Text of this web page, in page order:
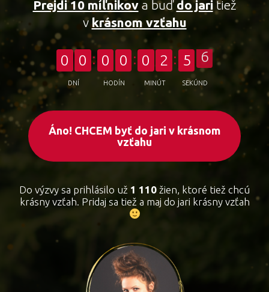
Prejdi 10 míľnikova buď do jaritiež
vkrásnom vzťahu
0 0
DNÍ
0 0
HODÍN
0 2
MINÚT
5 6
SEKÚND
Áno! CHCEM byť do jari v krásnom
vzťahu
Do výzvy sa prihlásilo už 1 110 žien, ktoré tiež chcú
krásny vzťah. Pridaj sa tiež a maj do jari krásny vzťah